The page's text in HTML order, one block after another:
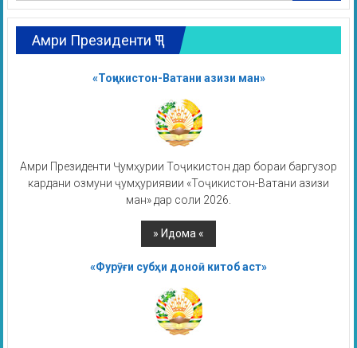
Амри Президенти ҶТ
«Тоҷикистон-Ватани азизи ман»
Амри Президенти Ҷумҳурии Тоҷикистон дар бораи баргузор
кардани озмуни ҷумҳуриявии «Тоҷикистон-Ватани азизи
ман» дар соли 2026.
«Фурӯғи субҳи доноӣ китоб аст»